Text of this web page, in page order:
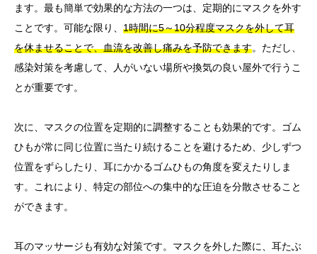
ます。最も簡単で効果的な方法の一つは、定期的にマスクを外す
ことです。可能な限り、 1時間に5～10分程度マスクを外して耳
を休ませることで、血流を改善し痛みを予防できます。ただし、
感染対策を考慮して、人がいない場所や換気の良い屋外で行うこ
とが重要です。
次に、マスクの位置を定期的に調整することも効果的です。ゴム
ひもが常に同じ位置に当たり続けることを避けるため、少しずつ
位置をずらしたり、耳にかかるゴムひもの角度を変えたりしま
す。これにより、特定の部位への集中的な圧迫を分散させること
ができます。
耳のマッサージも有効な対策です。マスクを外した際に、耳たぶ